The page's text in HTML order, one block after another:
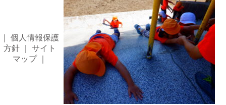
個人情報保護
方針｜ サイト
マップ｜